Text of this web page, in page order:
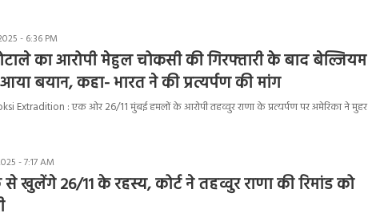
- 6:36 PM
का आरोपी मेहुल चोकसी की गिरफ्तारी के बाद बेल्जियम
बयान, कहा- भारत ने की प्रत्यर्पण की मांग
Extradition : एक ओर 26/11 मुंबई हमलों के आरोपी तहव्वुर राणा के प्रत्यर्पण पर अमेरिका ने मुहर
- 7:17 AM
खुलेंगे 26/11 के रहस्य, कोर्ट ने तहव्वुर राणा की रिमांड को